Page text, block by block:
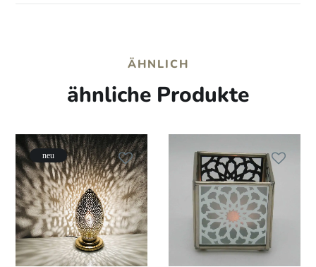
ÄHNLICH
ähnliche Produkte
neu